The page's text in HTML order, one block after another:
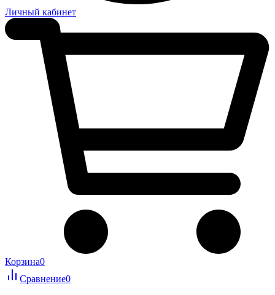
Личный кабинет
Корзина0
Сравнение0